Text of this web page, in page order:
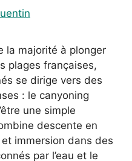
la majorité à plonger
plages françaises,
se dirige vers des
: le canyoning
une simple
descente en
immersion dans des
par l’eau et le